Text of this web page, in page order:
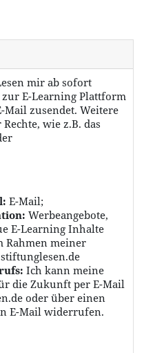
mir ab sofort
E-Learning Plattform
Mail zusendet. Weitere
wie z.B. das
E-Mail;
Werbeangebote,
E-Learning Inhalte
Rahmen meiner
Ich kann meine
die Zukunft per E-Mail
oder über einen
E-Mail widerrufen.